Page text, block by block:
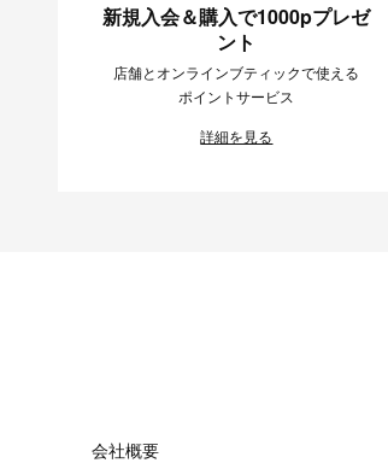
新規入会＆購入で1000pプレゼ
ント
店舗とオンラインブティックで使える
ポイントサービス
詳細を見る
会社概要